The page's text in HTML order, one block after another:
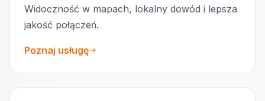
Widoczność w mapach, lokalny dowód i lepsza
jakość połączeń.
Poznaj usługę